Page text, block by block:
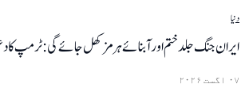
دنیا
ایران جنگ جلد ختم اور آبنائے ہرمز کھل جائے گی: ٹرمپ کا
۰۷ اگست ۲۰۲۶